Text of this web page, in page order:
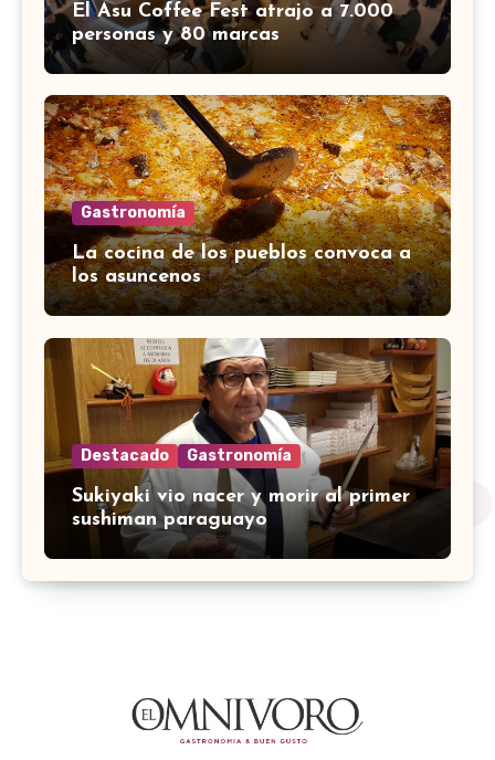
El Asu Coffee Fest atrajo a 7.000
personas y 80 marcas
Gastronomía
La cocina de los pueblos convoca a
los asuncenos
Destacado Gastronomía
Sukiyaki vio nacer y morir al primer
sushiman paraguayo